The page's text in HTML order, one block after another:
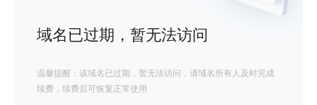
域名已过期，暂无法访问
温馨提醒：该域名已过期，暂无法访问，请域名所有人及时完成
续费，续费后可恢复正常使用